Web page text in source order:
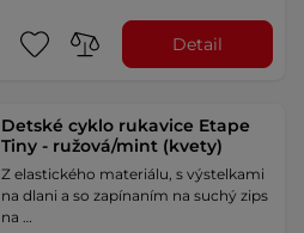
Detail
Detské cyklo rukavice Etape
Tiny - ružová/mint (kvety)
Z elastického materiálu, s výstelkami
na dlani a so zapínaním na suchý zips
na …